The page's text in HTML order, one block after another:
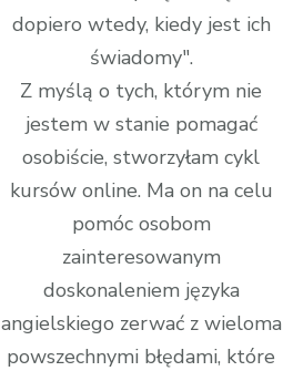
dopiero wtedy, kiedy jest ich
świadomy".
Z myślą o tych, którym nie
jestem w stanie pomagać
osobiście, stworzyłam cykl
kursów online. Ma on na celu
pomóc osobom
zainteresowanym
doskonaleniem języka
angielskiego zerwać z wieloma
powszechnymi błędami, które